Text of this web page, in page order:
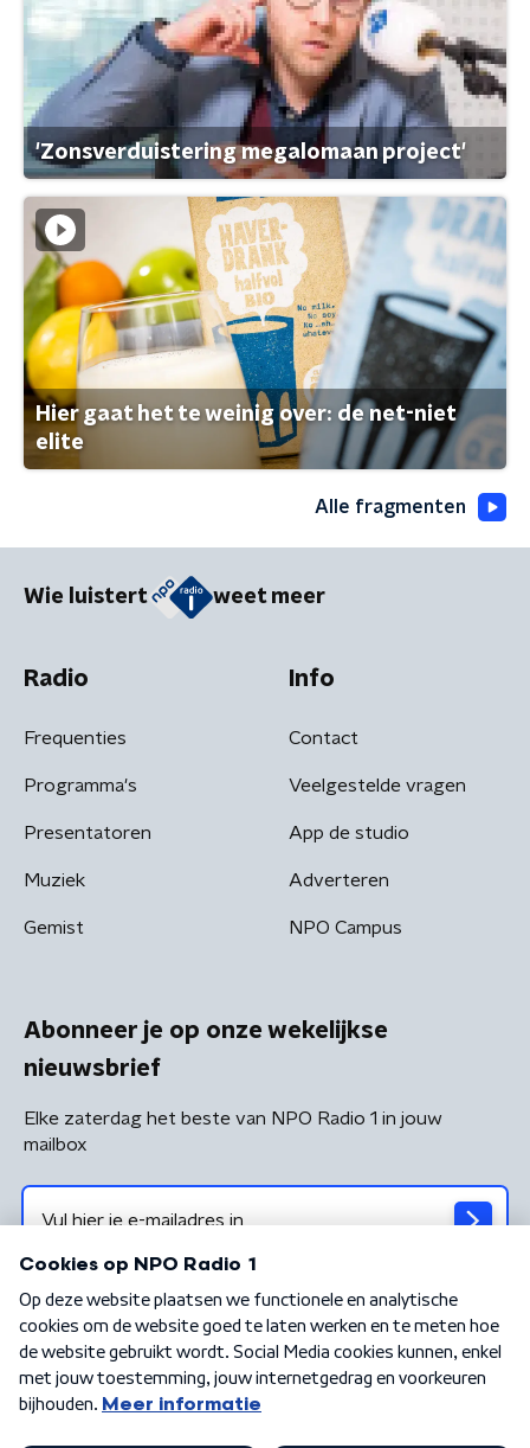
'Zonsverduistering megalomaan project'
Hier gaat het te weinig over: de net-niet
elite
Alle fragmenten
Wie luistert weet meer
Radio
Frequenties
Programma's
Presentatoren
Muziek
Gemist
Info
Contact
Veelgestelde vragen
App de studio
Adverteren
NPO Campus
Abonneer je op onze wekelijkse
nieuwsbrief
Elke zaterdag het beste van NPO Radio 1 in jouw
mailbox
Algemene voorwaarden Privacybeleid